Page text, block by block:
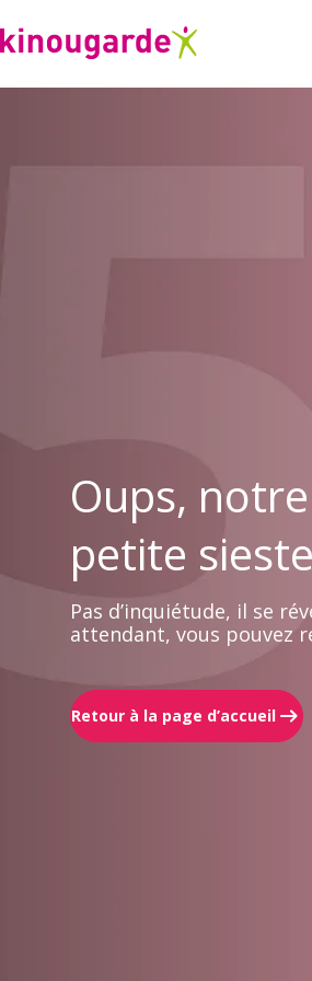
Oups,
petite
Pas d’inquiétude, il se
attendant, vous pouvez
Retour à la page d’accueil